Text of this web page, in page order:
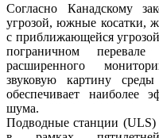
Согласно Канадскому
угрозой, южные косатки,
с приближающейся
пограничном
расширенного
звуковую картину
обеспечивает
шума.
Подводные станции (ULS)